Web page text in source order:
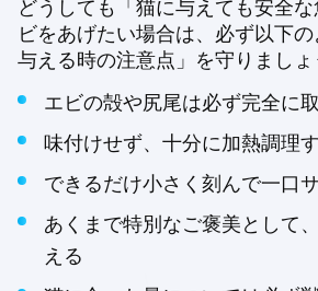
どうしても「猫に与えても安全
ビをあげたい場合は、必ず以下
与える時の注意点」を守りましょ
エビの殻や尻尾は必ず完全に
味付けせず、十分に加熱調理
できるだけ小さく刻んで一口
あくまで特別なご褒美として
える